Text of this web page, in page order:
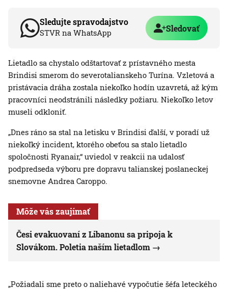
Sledujte spravodajstvo
STVR na WhatsApp Sledovať
Lietadlo sa chystalo odštartovať z prístavného mesta
Brindisi smerom do severotalianskeho Turína. Vzletová a
pristávacia dráha zostala niekoľko hodín uzavretá, až kým
pracovníci neodstránili následky požiaru. Niekoľko letov
museli odkloniť.
„Dnes ráno sa stal na letisku v Brindisi ďalší, v poradí už
niekoľký incident, ktorého obeťou sa stalo lietadlo
spoločnosti Ryanair,“ uviedol v reakcii na udalosť
podpredseda výboru pre dopravu talianskej poslaneckej
snemovne Andrea Caroppo.
Môže vás zaujímať
Česi evakuovaní z Libanonu sa pripoja k
Slovákom. Poletia naším lietadlom
„Požiadali sme preto o naliehavé vypočutie šéfa leteckého